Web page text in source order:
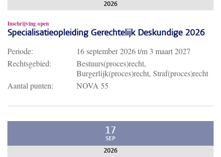
2026
Inschrijving open
Specialisatieopleiding Gerechtelijk Deskundige 2026
Periode: 16 september 2026t/m 3 maart 2027
Rechtsgebied:
Bestuurs(proces)recht,
Burgerlijk(proces)recht, Straf(proces)recht
Aantal punten:
NOVA 55
17
SEP
2026